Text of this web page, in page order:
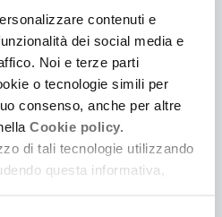
contenuti e
dei social media e
Noi e terze parti
o tecnologie simili per
consenso, anche per altre
Cookie policy.
di tali tecnologie utilizzando
questa informativa,